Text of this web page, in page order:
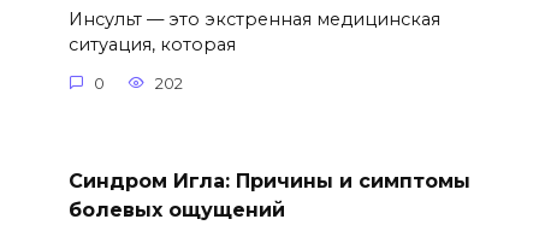
Инсульт — это экстренная медицинская
ситуация, которая
0 202
Синдром Игла: Причины и симптомы
болевых ощущений